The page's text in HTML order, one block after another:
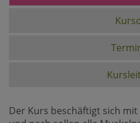
Der Kurs beschäftigt sich